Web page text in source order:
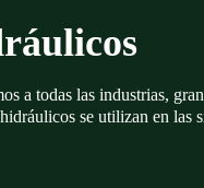
a todas las industrias,
se utilizan en las